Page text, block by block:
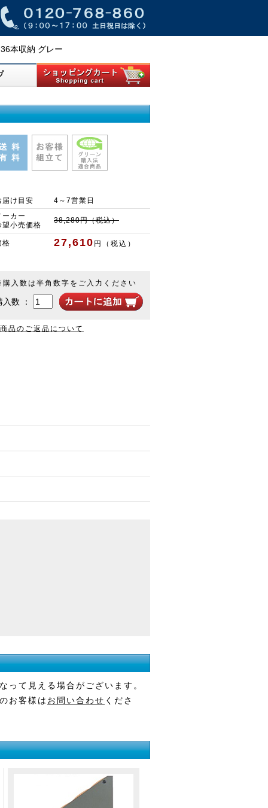
本収納 グレー
届け目安
4～7営業日
ーカー
望小売価格
38,280円（税込）
格 27,610 円（税込）
入数は半角数字をご入力ください
入数 ：
品のご返品について
て見える場合がございます。
お客様は お問い合わせ くださ